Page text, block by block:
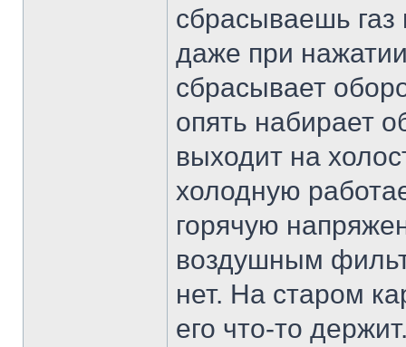
сбрасываешь газ
даже при
сбрасывает
опять набирает
выходит на
холодную
горячую
воздушным
нет. На старом
его что-то